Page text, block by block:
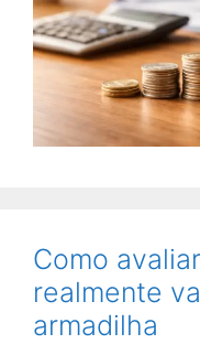
Como
realmente
armadilha